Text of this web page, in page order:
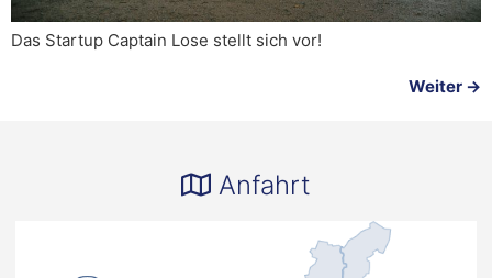
Das Startup Captain Lose stellt sich vor!
Weiter →
Anfahrt